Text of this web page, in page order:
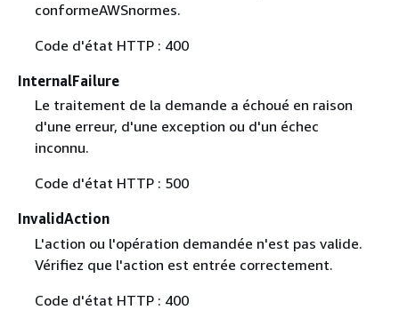
conformeAWSnormes.
Code d'état HTTP : 400
InternalFailure
Le traitement de la demande a échoué en raison
d'une erreur, d'une exception ou d'un échec
inconnu.
Code d'état HTTP : 500
InvalidAction
L'action ou l'opération demandée n'est pas valide.
Vérifiez que l'action est entrée correctement.
Code d'état HTTP : 400